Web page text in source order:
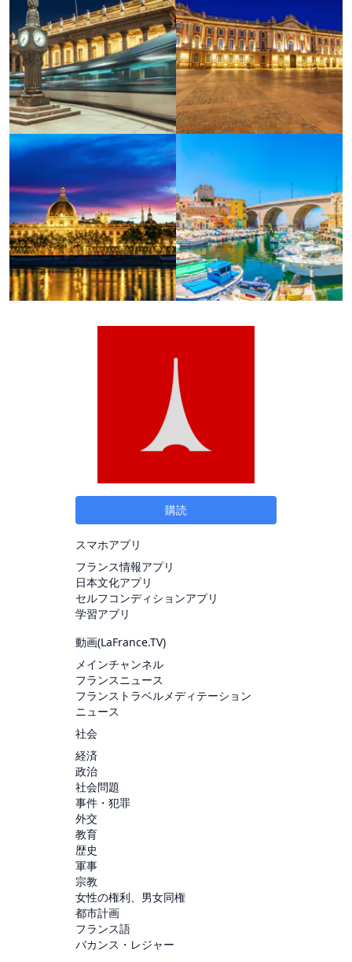
購読
スマホアプリ
フランス情報アプリ
日本文化アプリ
セルフコンディションアプリ
学習アプリ
動画(LaFrance.TV)
メインチャンネル
フランスニュース
フランストラベルメディテーション
ニュース
社会
経済
政治
社会問題
事件・犯罪
外交
教育
歴史
軍事
宗教
女性の権利、男女同権
都市計画
フランス語
バカンス・レジャー